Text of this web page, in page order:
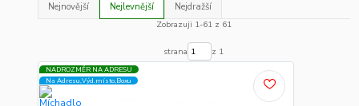
Nejnovější Nejlevnější
Nejdražší
Zobrazuji 1-61 z 61
strana z 1
NADROZMĚR NA ADRESU
Na Adresu,Výd.místo,Boxu